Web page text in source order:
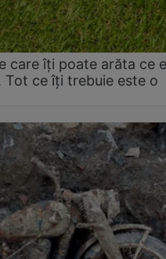
care îți poate arăta ce
Tot ce îți trebuie este o